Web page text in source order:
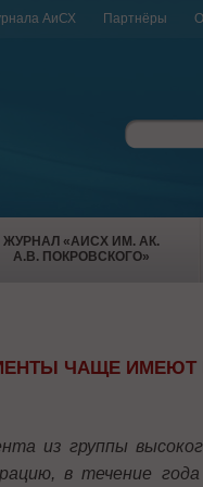
АиСХ Партнёры
ЖУРНАЛ «АИСХ ИМ. АК.
А.В. ПОКРОВСКОГО»
ЧАЩЕ ИМЕЮТ
из группы
в течение